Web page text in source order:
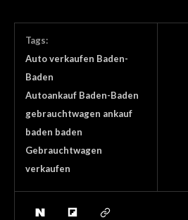
Tags:
Auto verkaufen Baden-
Baden
Autoankauf Baden-Baden
gebrauchtwagen ankauf
baden baden
Gebrauchtwagen
verkaufen